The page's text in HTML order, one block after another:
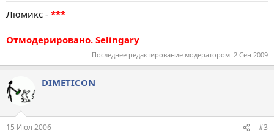
Люмикс - ***
Отмодерировано. Selingary
Последнее редактирование модератором: 2 Сен 2009
DIMETICON
15 Июл 2006 #3